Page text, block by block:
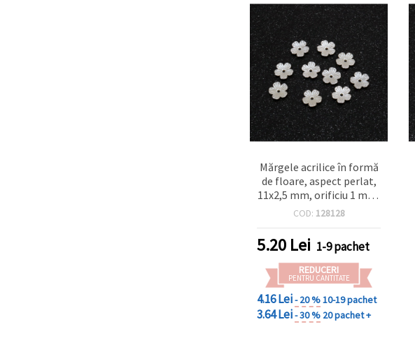
Mărgele acrilice în formă
de floare, aspect perlat,
11x2,5 mm, orificiu 1 mm,
culoare crem – 50 bucăți
COD: 128128
5.20 Lei 1-9 pachet
REDUCERI
PENTRU CANTITATE
4.16 Lei- 20 %10-19 pachet
3.64 Lei- 30 % 20 pachet +